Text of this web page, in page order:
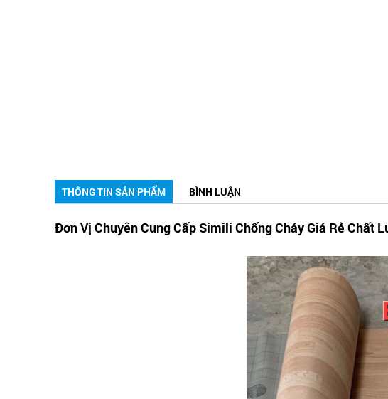
THÔNG TIN SẢN PHẨM BÌNH LUẬN
Đơn Vị Chuyên Cung Cấp Simili Chống Cháy Giá Rẻ Chất